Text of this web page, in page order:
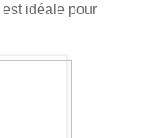
est idéale pour